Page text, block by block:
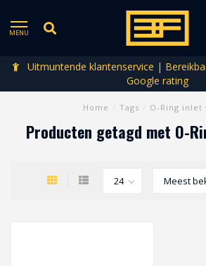
MENU
Uitmuntende klantenservice |
Google rating
Home Tags O-Ring inlet
Producten getagd met O-